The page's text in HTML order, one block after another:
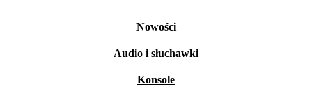
Nowości
Audio i słuchawki
Konsole